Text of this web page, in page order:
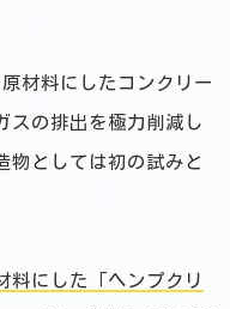
材料にしたコンクリー
スの排出を極力削減し
物としては初の試みと
料にした「ヘンプクリ